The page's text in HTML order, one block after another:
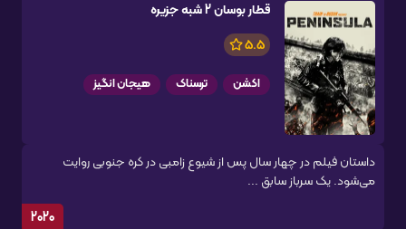
قطار بوسان 2 شبه جزیره
5.5
اکشن ترسناک هیجان انگیز
داستان فیلم در چهار سال پس از شیوع زامبی در کره جنوبی روایت
می‌شود. یک سرباز سابق ...
2020